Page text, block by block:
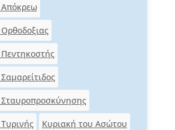
Απόκρεω
Κυριακή του Ασώτου